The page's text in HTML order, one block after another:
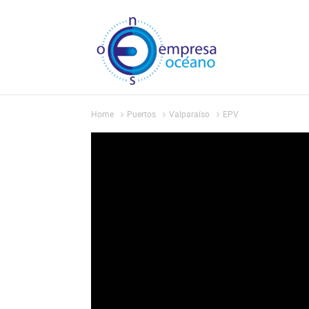
Home Puertos Valparaíso EPV